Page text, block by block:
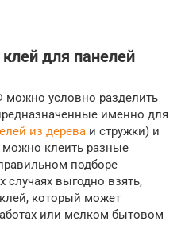
для панелей
условно разделить
именно для
из дерева и стружки) и
клеить разные
подборе
выгодно взять,
который может
или мелком бытовом